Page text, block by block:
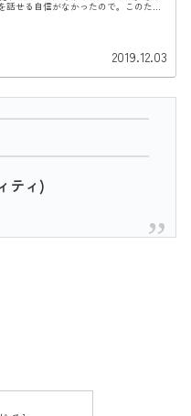
話せる自信がなかったので。このたび
とで、声だけなら、超激烈あがり症の
2019.12.03
ティ)